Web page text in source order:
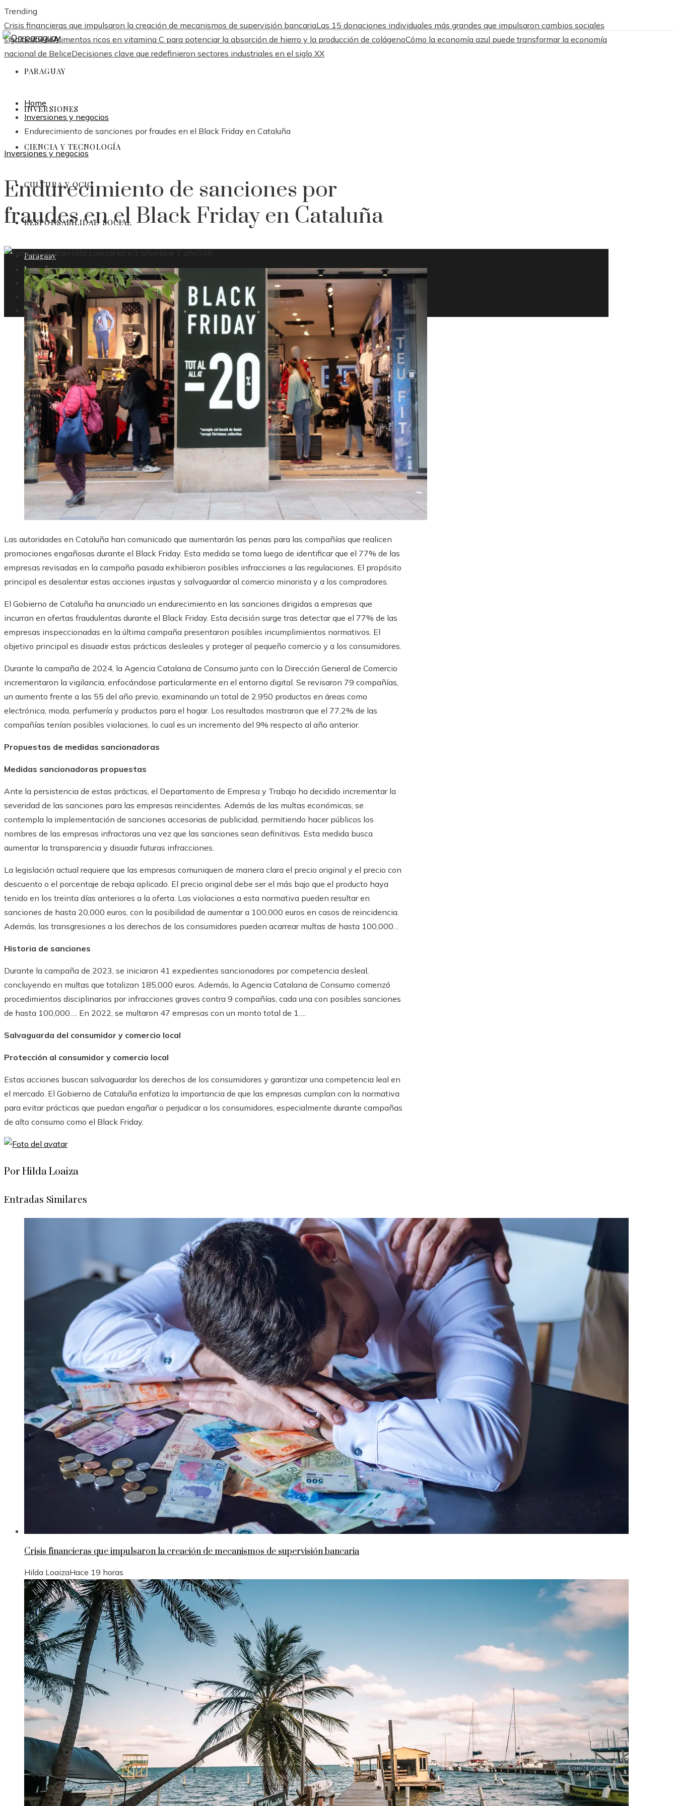
Trending
Crisis financieras que impulsaron la creación de mecanismos de supervisión bancariaLas 15 donaciones individuales más grandes que impulsaron cambios sociales
significativosAlimentos ricos en vitamina C para potenciar la absorción de hierro y la producción de colágenoCómo la economía azul puede transformar la economía
nacional de BeliceDecisiones clave que redefinieron sectores industriales en el siglo XX
PARAGUAY
INVERSIONES
CIENCIA Y TECNOLOGÍA
CULTURA Y OCIO
RESPONSABILIDAD SOCIAL
Paraguay
Inversiones
Ciencia y tecnología
Cultura y ocio
Responsabilidad social
Home
Inversiones y negocios
Endurecimiento de sanciones por fraudes en el Black Friday en Cataluña
Inversiones y negocios
Endurecimiento de sanciones por
fraudes en el Black Friday en Cataluña
Hilda Loaiza Hace 1 año Hace 1 año
Las autoridades en Cataluña han comunicado que aumentarán las penas para las compañías que realicen
promociones engañosas durante el Black Friday. Esta medida se toma luego de identificar que el 77% de las
empresas revisadas en la campaña pasada exhibieron posibles infracciones a las regulaciones. El propósito
principal es desalentar estas acciones injustas y salvaguardar al comercio minorista y a los compradores.
El Gobierno de Cataluña ha anunciado un endurecimiento en las sanciones dirigidas a empresas que
incurran en ofertas fraudulentas durante el Black Friday. Esta decisión surge tras detectar que el 77% de las
empresas inspeccionadas en la última campaña presentaron posibles incumplimientos normativos. El
objetivo principal es disuadir estas prácticas desleales y proteger al pequeño comercio y a los consumidores.
Durante la campaña de 2024, la Agencia Catalana de Consumo junto con la Dirección General de Comercio
incrementaron la vigilancia, enfocándose particularmente en el entorno digital. Se revisaron 79 compañías,
un aumento frente a las 55 del año previo, examinando un total de 2.950 productos en áreas como
electrónica, moda, perfumería y productos para el hogar. Los resultados mostraron que el 77,2% de las
compañías tenían posibles violaciones, lo cual es un incremento del 9% respecto al año anterior.
Propuestas de medidas sancionadoras
Medidas sancionadoras propuestas
Ante la persistencia de estas prácticas, el Departamento de Empresa y Trabajo ha decidido incrementar la
severidad de las sanciones para las empresas reincidentes. Además de las multas económicas, se
contempla la implementación de sanciones accesorias de publicidad, permitiendo hacer públicos los
nombres de las empresas infractoras una vez que las sanciones sean definitivas. Esta medida busca
aumentar la transparencia y disuadir futuras infracciones.
La legislación actual requiere que las empresas comuniquen de manera clara el precio original y el precio con
descuento o el porcentaje de rebaja aplicado. El precio original debe ser el más bajo que el producto haya
tenido en los treinta días anteriores a la oferta. Las violaciones a esta normativa pueden resultar en
sanciones de hasta 20,000 euros, con la posibilidad de aumentar a 100,000 euros en casos de reincidencia.
Además, las transgresiones a los derechos de los consumidores pueden acarrear multas de hasta 100,000…
Historia de sanciones
Durante la campaña de 2023, se iniciaron 41 expedientes sancionadores por competencia desleal,
concluyendo en multas que totalizan 185,000 euros. Además, la Agencia Catalana de Consumo comenzó
procedimientos disciplinarios por infracciones graves contra 9 compañías, cada una con posibles sanciones
de hasta 100,000…. En 2022, se multaron 47 empresas con un monto total de 1….
Salvaguarda del consumidor y comercio local
Protección al consumidor y comercio local
Estas acciones buscan salvaguardar los derechos de los consumidores y garantizar una competencia leal en
el mercado. El Gobierno de Cataluña enfatiza la importancia de que las empresas cumplan con la normativa
para evitar prácticas que puedan engañar o perjudicar a los consumidores, especialmente durante campañas
de alto consumo como el Black Friday.
Por Hilda Loaiza
Entradas Similares
Crisis financieras que impulsaron la creación de mecanismos de supervisión bancaria
Hilda LoaizaHace 19 horas